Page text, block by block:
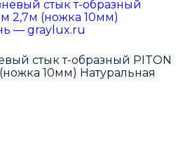
стык т-образный PITON
10мм) Натуральная